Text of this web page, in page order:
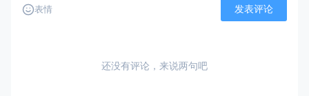
表情 发表评论
还没有评论，来说两句吧